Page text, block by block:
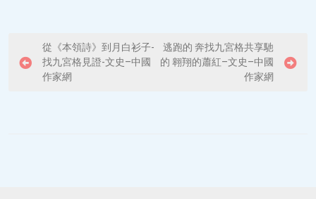
o
從《本領詩》到月白衫子-
找九宮格見證-文史–中國
作家網
逃跑的 奔找九宮格共享馳
的 翱翔的蕭紅–文史–中國
作家網